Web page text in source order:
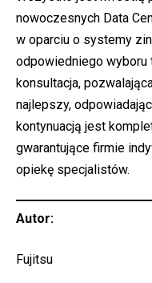
nowoczesnych Data
w oparciu o systemy
odpowiedniego
konsultacja,
najlepszy,
kontynuacją jest
gwarantujące firmie
opiekę specjalistów.
Autor:
Fujitsu